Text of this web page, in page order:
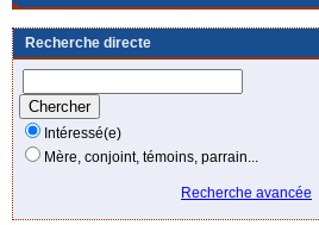
Recherche directe
Intéressé(e)
Mère, conjoint, témoins, parrain...
Recherche avancée